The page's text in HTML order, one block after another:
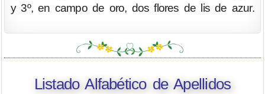
y 3º, en campo de oro, dos flores de lis de azur.
Listado Alfabético de Apellidos